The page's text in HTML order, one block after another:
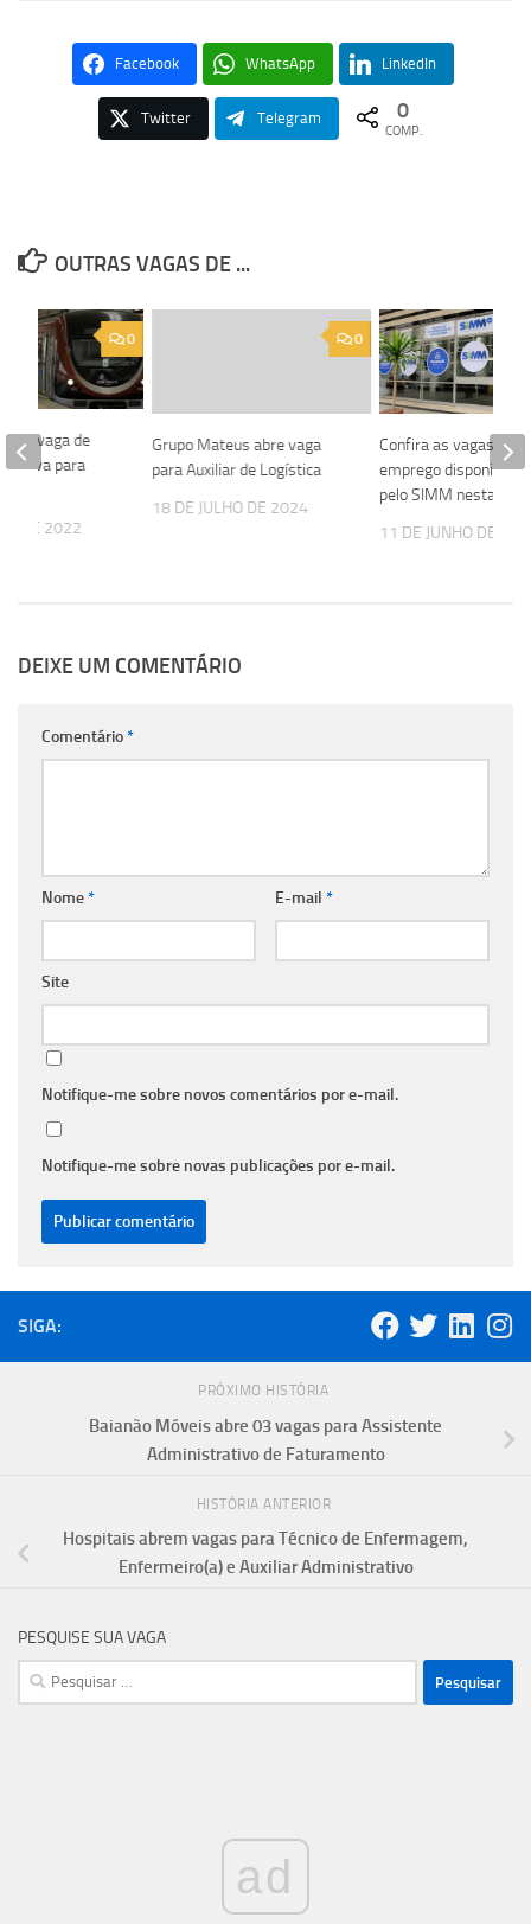
Facebook WhatsApp LinkedIn
Twitter Telegram 0
COMP.
OUTRAS VAGAS DE ...
0
Grupo Mateus abre vaga
para Auxiliar de Logística
18 DE JULHO DE 2024
Confira as vagas de
emprego
pelo SIMM nesta
11 DE JUNHO DE
0
vaga de
para
DE 2022
DEIXE UM COMENTÁRIO
Comentário*
Nome* E-mail *
Site
Notifique-me sobre novos comentários por e-mail.
Notifique-me sobre novas publicações por e-mail.
SIGA:
PRÓXIMO HISTÓRIA
Baianão Móveis abre 03 vagas para Assistente
Administrativo de Faturamento
HISTÓRIA ANTERIOR
Hospitais abrem vagas para Técnico de Enfermagem,
Enfermeiro(a) e Auxiliar Administrativo
PESQUISE SUA VAGA
Pesquisar
por:
ad